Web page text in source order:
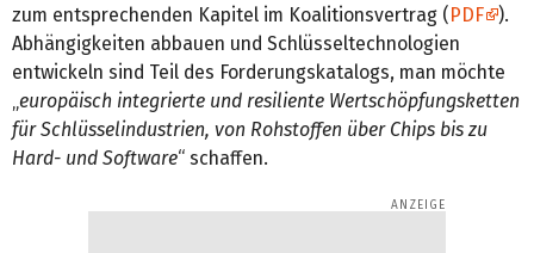
zum entsprechenden Kapitel im Koalitionsvertrag (PDF
).
Abhängigkeiten abbauen und Schlüsseltechnologien
entwickeln sind Teil des Forderungskatalogs, man möchte
europäisch integrierte und resiliente Wertschöpfungsketten
für Schlüsselindustrien, von Rohstoffen über Chips bis zu
Hard- und Software“ schaffen.